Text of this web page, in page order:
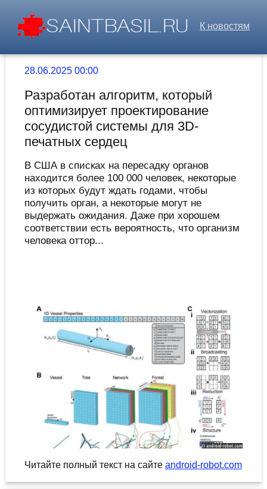
К новостям
28.06.2025 00:00
Разработан алгоритм, который
оптимизирует проектирование
сосудистой системы для 3D-
печатных сердец
В США в списках на пересадку органов
находится более 100 000 человек, некоторые
из которых будут ждать годами, чтобы
получить орган, а некоторые могут не
выдержать ожидания. Даже при хорошем
соответствии есть вероятность, что организм
человека оттор...
Читайте полный текст на сайте android-robot.com